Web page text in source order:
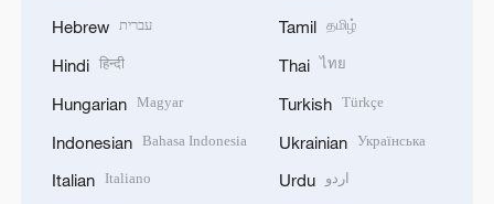
Hebrew עברית
Hindi हिन्दी
Hungarian Magyar
Indonesian Bahasa Indonesia
Italian Italiano
Tamil தமிழ்
Thai ไทย
Turkish Türkçe
Ukrainian Українська
Urdu اردو